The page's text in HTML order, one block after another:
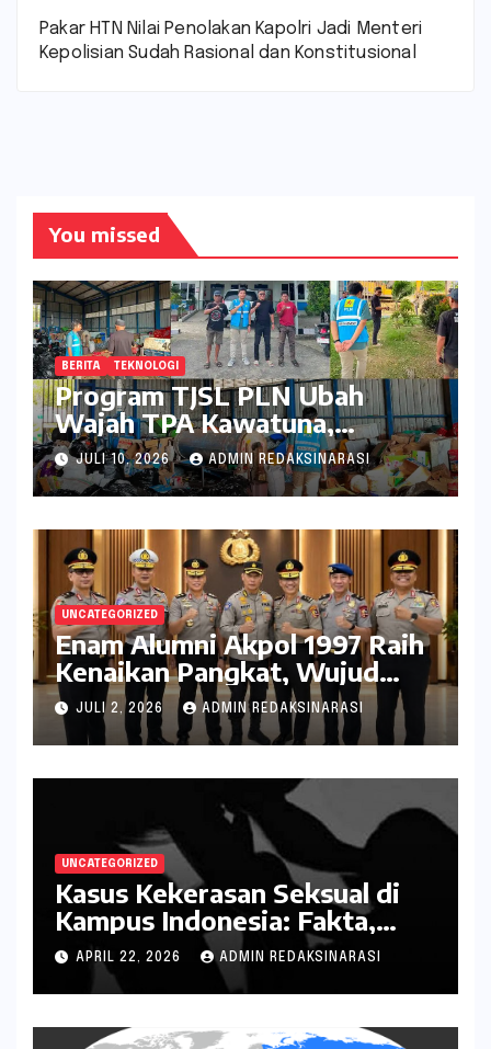
Pakar HTN Nilai Penolakan Kapolri Jadi Menteri
Kepolisian Sudah Rasional dan Konstitusional
You missed
BERITA TEKNOLOGI
Program TJSL PLN Ubah
Wajah TPA Kawatuna,
Sampah Kini Bernilai Ekonomi
dan Lingkungan
JULI 10, 2026 ADMIN REDAKSINARASI
UNCATEGORIZED
Enam Alumni Akpol 1997 Raih
Kenaikan Pangkat, Wujud
Penghargaan atas Pengabdian
kepada Negara
JULI 2, 2026 ADMIN REDAKSINARASI
UNCATEGORIZED
Kasus Kekerasan Seksual di
Kampus Indonesia: Fakta,
Pola Berulang, dan Tantangan
Penanganannya
APRIL 22, 2026 ADMIN REDAKSINARASI